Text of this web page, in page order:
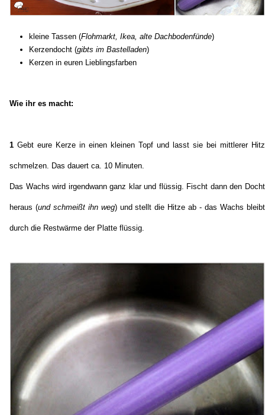
kleine Tassen (Flohmarkt, Ikea, alte Dachbodenfünde)
Kerzendocht (gibts im Bastelladen)
Kerzen in euren Lieblingsfarben
Wie ihr es macht:
1 Gebt eure Kerze in einen kleinen Topf und lasst sie bei mittlerer Hitz
schmelzen. Das dauert ca. 10 Minuten.
Das Wachs wird irgendwann ganz klar und flüssig. Fischt dann den Docht
heraus (und schmeißt ihn weg) und stellt die Hitze ab - das Wachs bleibt
durch die Restwärme der Platte flüssig.